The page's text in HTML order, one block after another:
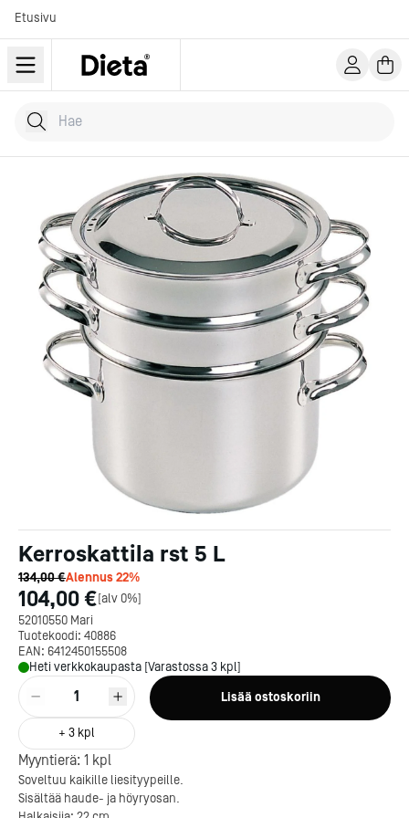
Etusivu
Hae tuotteita
Kirjoita hakusana...
Kerroskattila rst 5 L
134,00 €Alennus22%
104,00 €[alv 0%]
52010550 Mari
Tuotekoodi: 40886
EAN: 6412450155508
Heti verkkokaupasta [Varastossa 3 kpl]
1
+ 3 kpl
Lisää ostoskoriin
Myyntierä: 1 kpl
Soveltuu kaikille liesityypeille.
Sisältää haude- ja höyryosan.